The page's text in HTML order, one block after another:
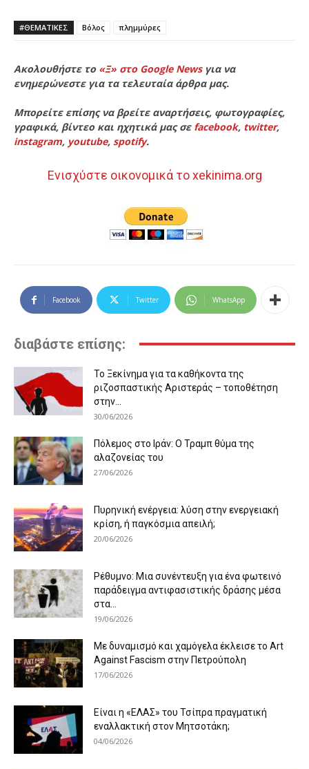
#ΘΕΜΑΤΙΚΈΣ Βόλος πλημμύρες
Ακολουθήστε το «Ξ» στο Google Newsγια να
ενημερώνεστε για τα τελευταία άρθρα μας.
Μπορείτε επίσης να βρείτε αναρτήσεις, φωτογραφίες,
γραφικά, βίντεο και ηχητικά μας σε facebook, twitter,
instagram, youtube, spotify.
Ενισχύστε οικονομικά το xekinima.org
Facebook Twitter WhatsApp
διαβάστε επίσης:
Το Ξεκίνημα για τα καθήκοντα της
ριζοσπαστικής Αριστεράς – τοποθέτηση
στην...
30/06/2026
Πόλεμος στο Ιράν: Ο Τραμπ θύμα της
αλαζονείας του
27/06/2026
Πυρηνική ενέργεια: λύση στην ενεργειακή
κρίση, ή παγκόσμια απειλή;
20/06/2026
Ρέθυμνο: Μια συνέντευξη για ένα φωτεινό
παράδειγμα αντιφασιστικής δράσης μέσα
στα...
19/06/2026
Με δυναμισμό και χαμόγελα έκλεισε το Art
Against Fascism στην Πετρούπολη
17/06/2026
Είναι η «ΕΛΑΣ» του Τσίπρα πραγματική
εναλλακτική στον Μητσοτάκη;
04/06/2026